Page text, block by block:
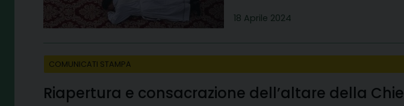
18 Aprile 2024
COMUNICATI STAMPA
Riapertura e consacrazione dell’altare della